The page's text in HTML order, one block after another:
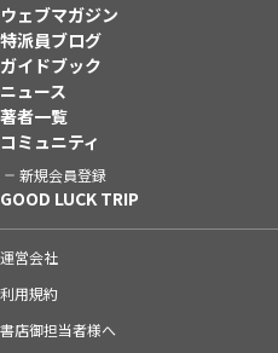
ウェブマガジン
特派員ブログ
ガイドブック
ニュース
著者一覧
コミュニティ
新規会員登録
GOOD LUCK TRIP
運営会社
利用規約
書店御担当者様へ